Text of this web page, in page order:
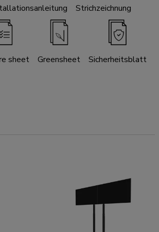
Strichzeichnung
sheet Greensheet Sicherheitsblatt